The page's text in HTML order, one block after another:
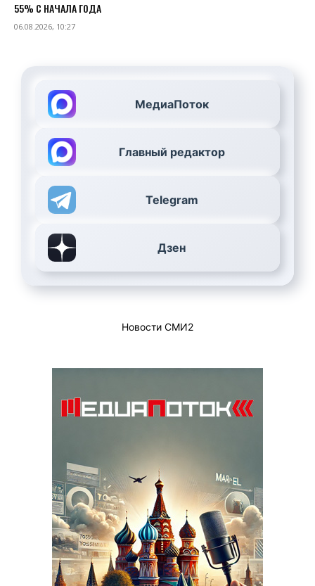
55% С НАЧАЛА ГОДА
06.08.2026, 10:27
МедиаПоток
Главный редактор
Telegram
Дзен
Новости СМИ2